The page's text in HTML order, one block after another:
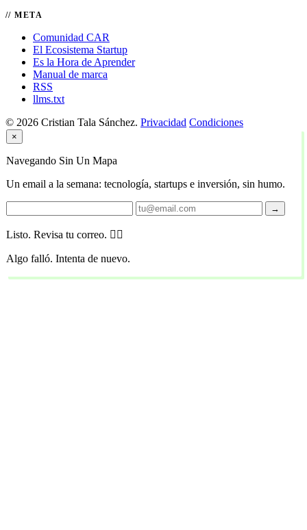
META
Comunidad CAR
El Ecosistema Startup
Es la Hora de Aprender
Manual de marca
RSS
llms.txt
© 2026 Cristian Tala Sánchez. Privacidad Condiciones
×
Navegando Sin Un Mapa
Un email a la semana: tecnología, startups e inversión, sin humo.
→
Listo. Revisa tu correo. 🏴‍☠️
Algo falló. Intenta de nuevo.